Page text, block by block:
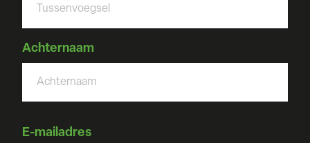
Achternaam
E-mailadres